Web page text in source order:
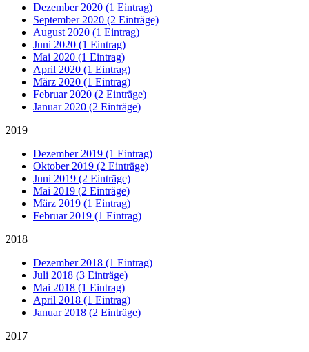
Dezember 2020 (1 Eintrag)
September 2020 (2 Einträge)
August 2020 (1 Eintrag)
Juni 2020 (1 Eintrag)
Mai 2020 (1 Eintrag)
April 2020 (1 Eintrag)
März 2020 (1 Eintrag)
Februar 2020 (2 Einträge)
Januar 2020 (2 Einträge)
2019
Dezember 2019 (1 Eintrag)
Oktober 2019 (2 Einträge)
Juni 2019 (2 Einträge)
Mai 2019 (2 Einträge)
März 2019 (1 Eintrag)
Februar 2019 (1 Eintrag)
2018
Dezember 2018 (1 Eintrag)
Juli 2018 (3 Einträge)
Mai 2018 (1 Eintrag)
April 2018 (1 Eintrag)
Januar 2018 (2 Einträge)
2017